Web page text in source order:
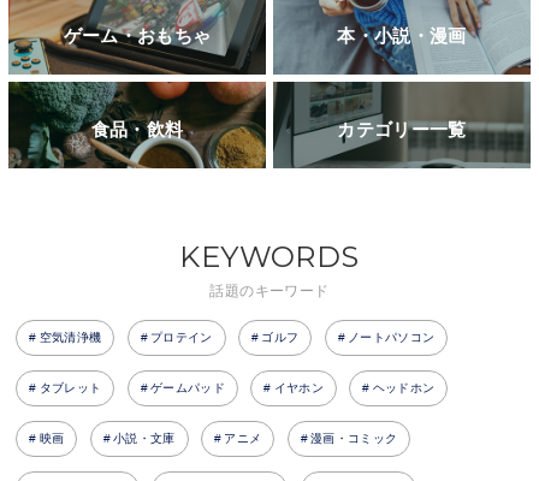
ゲーム・おもちゃ 本・小説・漫画
食品・飲料 カテゴリー一覧
KEYWORDS
話題のキーワード
空気清浄機 プロテイン ゴルフ ノートパソコン
タブレット ゲームパッド イヤホン ヘッドホン
映画 小説・文庫 アニメ 漫画・コミック